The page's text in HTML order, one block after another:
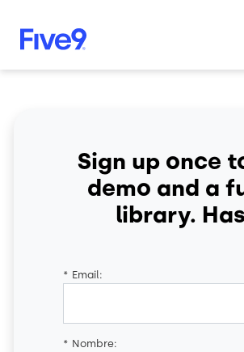
Sign up once
demo and a
library.
* Email:
* Nombre: